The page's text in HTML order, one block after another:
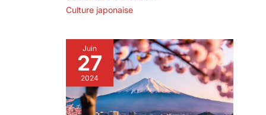
Culture japonaise
Juin
27
2024